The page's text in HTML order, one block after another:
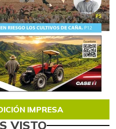
IMPRESA
VISTO